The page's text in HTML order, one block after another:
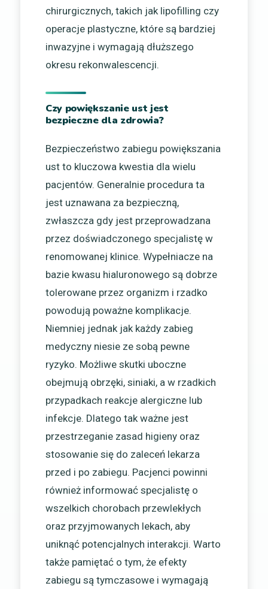
chirurgicznych, takich jak lipofilling czy
operacje plastyczne, które są bardziej
inwazyjne i wymagają dłuższego
okresu rekonwalescencji.
Czy powiększanie ust jest
bezpieczne dla zdrowia?
Bezpieczeństwo zabiegu powiększania
ust to kluczowa kwestia dla wielu
pacjentów. Generalnie procedura ta
jest uznawana za bezpieczną,
zwłaszcza gdy jest przeprowadzana
przez doświadczonego specjalistę w
renomowanej klinice. Wypełniacze na
bazie kwasu hialuronowego są dobrze
tolerowane przez organizm i rzadko
powodują poważne komplikacje.
Niemniej jednak jak każdy zabieg
medyczny niesie ze sobą pewne
ryzyko. Możliwe skutki uboczne
obejmują obrzęki, siniaki, a w rzadkich
przypadkach reakcje alergiczne lub
infekcje. Dlatego tak ważne jest
przestrzeganie zasad higieny oraz
stosowanie się do zaleceń lekarza
przed i po zabiegu. Pacjenci powinni
również informować specjalistę o
wszelkich chorobach przewlekłych
oraz przyjmowanych lekach, aby
uniknąć potencjalnych interakcji. Warto
także pamiętać o tym, że efekty
zabiegu są tymczasowe i wymagają